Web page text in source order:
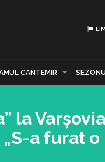
CANTEMIR
la
a furat o